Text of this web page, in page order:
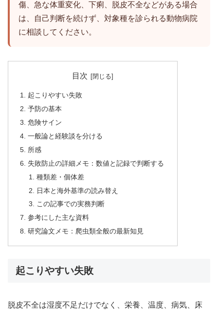
傷、急な体重変化、下痢、脱皮不全などがある場合
は、自己判断を続けず、対象種を診られる動物病院
に相談してください。
目次
起こりやすい失敗
予防の基本
危険サイン
一般論と経験談を分ける
所感
失敗防止の詳細メモ：数値と記録で判断する
種類差・個体差
日本と海外基準の読み替え
この記事での実務判断
参考にした主な資料
研究論文メモ：爬虫類全般の最新知見
起こりやすい失敗
脱皮不全は湿度不足だけでなく、栄養、温度、病気、床